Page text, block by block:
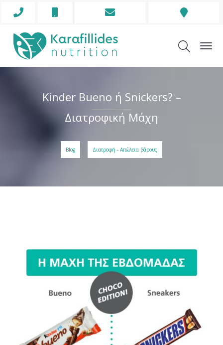
Phone
Envelope
Address
Kinder Bueno ή Snickers? –
Διατροφική Μάχη
Blog Διατροφή - Απώλεια βάρους